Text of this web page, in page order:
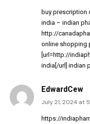
buy prescription
india – indian
http://
online shopping
[url=http://
india[/url] indian
EdwardCew
July 21, 2024 at
https://